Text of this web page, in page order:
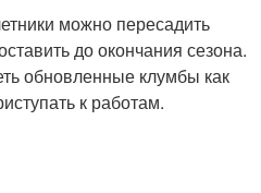
можно пересадить
до окончания сезона.
обновленные клумбы как
к работам.